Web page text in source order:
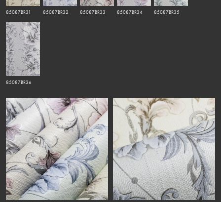
85087BR31 85087BR32 85087BR33 85087BR34 85087BR35
85087BR36